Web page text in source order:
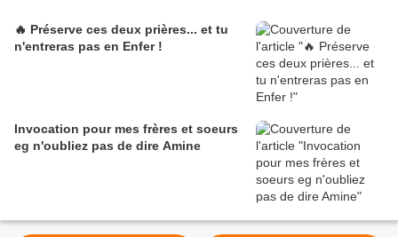
🔥 Préserve ces deux prières... et tu
n'entreras pas en Enfer !
Invocation pour mes frères et soeurs
eg n'oubliez pas de dire Amine